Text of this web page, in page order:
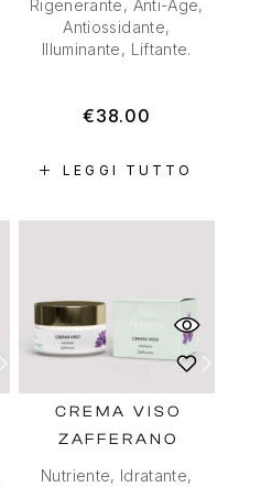
LEGGI TUTTO
Rigenerante, Anti-Age,
Antiossidante,
Illuminante, Liftante.
€38.00
CREMA VISO
ZAFFERANO
Nutriente, Idratante,